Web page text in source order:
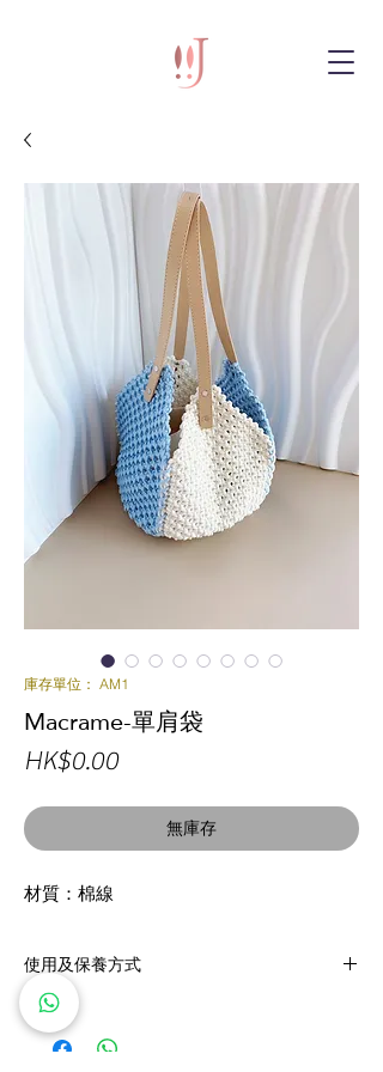
庫存單位： AM1
Macrame-單肩袋
HK$0.00價
無庫存
材質：棉線
使用及保養方式
* 可用吸塵器定期除塵
* 如需清洗，一定要手洗，輕輕按壓，不可揉
搓/機洗，平鋪晾乾，避免暴曬